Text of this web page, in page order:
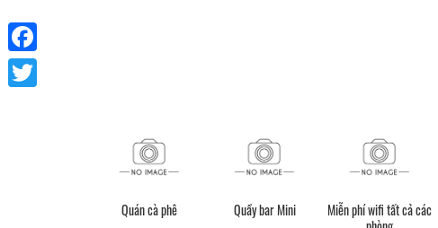
Quán cà phê Quầy bar Mini
Miễn phí wifi tất cả các
Facebook